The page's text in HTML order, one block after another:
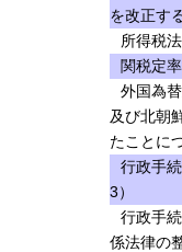
を改正す
所得税
関税定
外国為
及び北朝
たことに
行政手
3）
行政手
係法律の